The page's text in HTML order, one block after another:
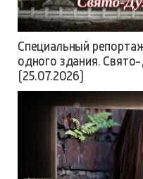
Специальный
одного здания.
(25.07.2026)